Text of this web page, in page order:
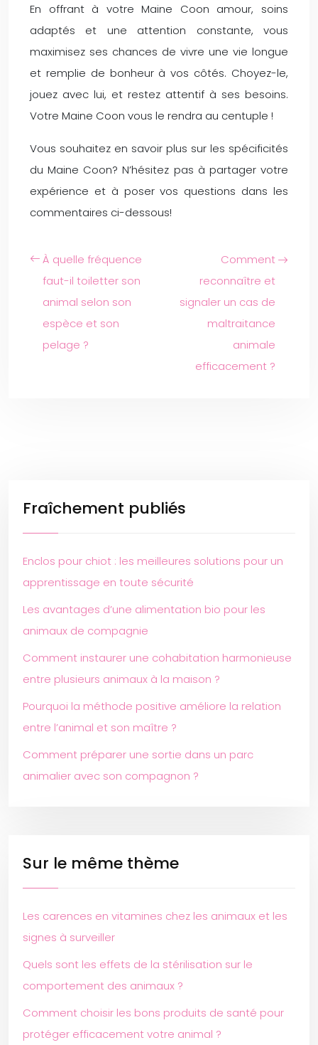
En offrant à votre Maine Coon amour, soins
adaptés et une attention constante, vous
maximisez ses chances de vivre une vie longue
et remplie de bonheur à vos côtés. Choyez-le,
jouez avec lui, et restez attentif à ses besoins.
Votre Maine Coon vous le rendra au centuple !
Vous souhaitez en savoir plus sur les spécificités
du Maine Coon? N’hésitez pas à partager votre
expérience et à poser vos questions dans les
commentaires ci-dessous!
À quelle fréquence
faut-il toiletter son
animal selon son
espèce et son
pelage ?
Comment
reconnaître et
signaler un cas de
maltraitance
animale
efficacement ?
Fraîchement publiés
Enclos pour chiot : les meilleures solutions pour un
apprentissage en toute sécurité
Les avantages d’une alimentation bio pour les
animaux de compagnie
Comment instaurer une cohabitation harmonieuse
entre plusieurs animaux à la maison ?
Pourquoi la méthode positive améliore la relation
entre l’animal et son maître ?
Comment préparer une sortie dans un parc
animalier avec son compagnon ?
Sur le même thème
Les carences en vitamines chez les animaux et les
signes à surveiller
Quels sont les effets de la stérilisation sur le
comportement des animaux ?
Comment choisir les bons produits de santé pour
protéger efficacement votre animal ?